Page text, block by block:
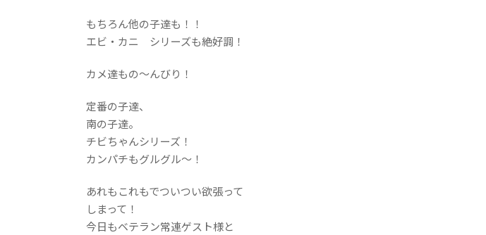
もちろん他の子達も！！
エビ・カニ シリーズも絶好調！
カメ達もの～んびり！
定番の子達、
南の子達。
チビちゃんシリーズ！
カンパチもグルグル～！
あれもこれもでついつい欲張って
しまって！
今日もベテラン常連ゲスト様と